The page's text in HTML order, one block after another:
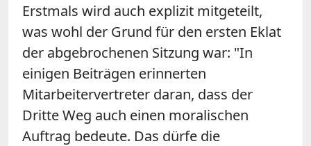
Erstmals wird auch explizit mitgeteilt,
was wohl der Grund für den ersten Eklat
der abgebrochenen Sitzung war: "In
einigen Beiträgen erinnerten
Mitarbeitervertreter daran, dass der
Dritte Weg auch einen moralischen
Auftrag bedeute. Das dürfe die